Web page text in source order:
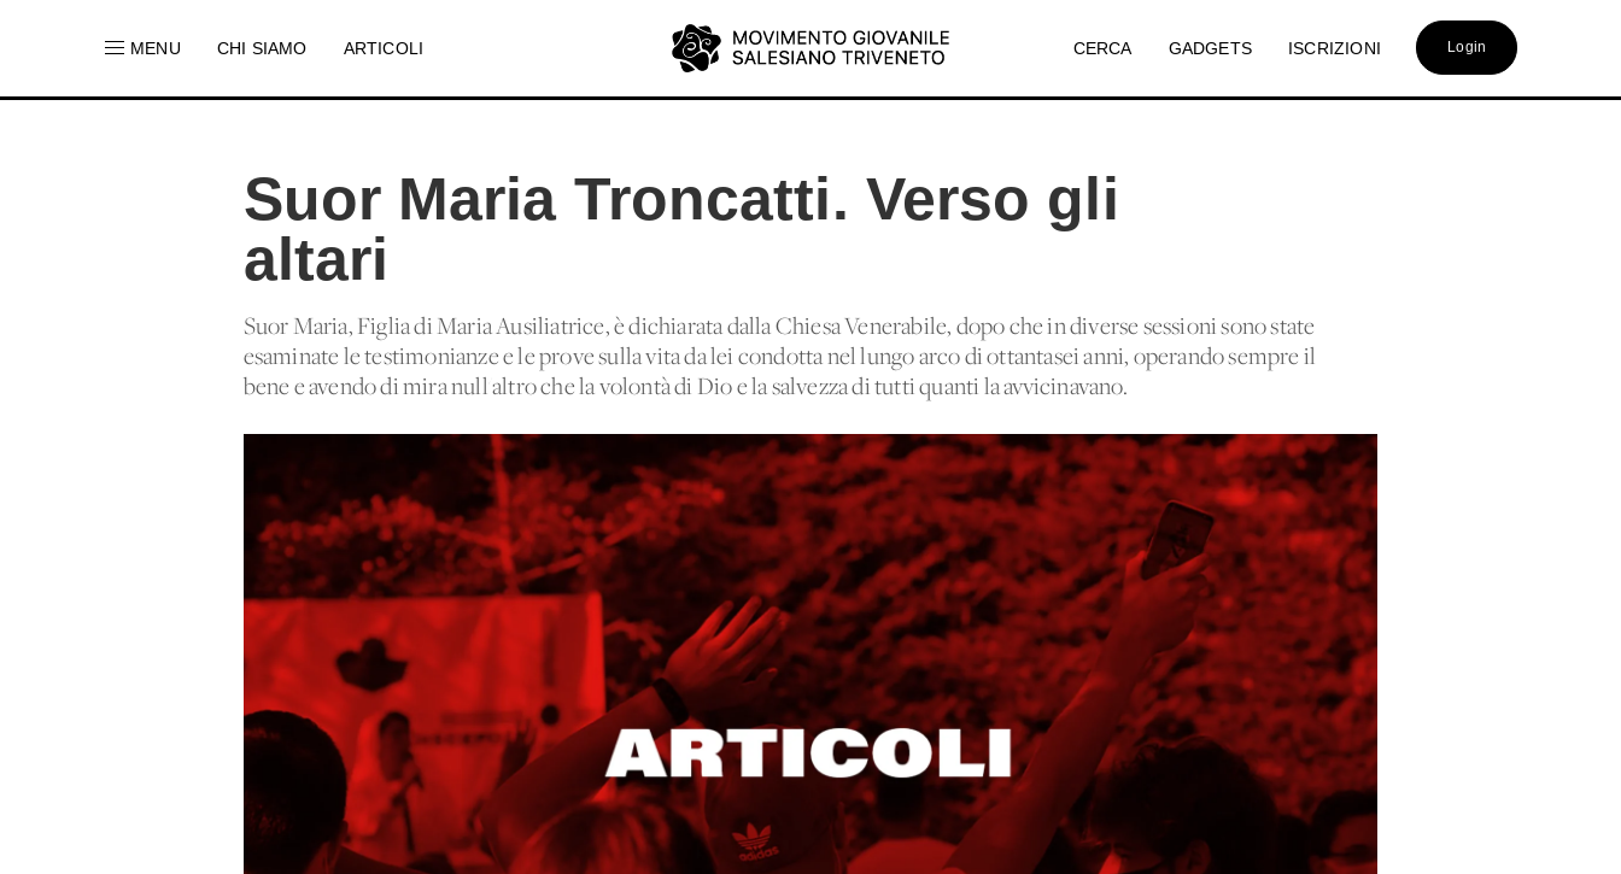
MENU CHI SIAMO ARTICOLI CERCA GADGETS ISCRIZIONI Login
Suor Maria Troncatti. Verso gli
altari
Suor Maria, Figlia di Maria Ausiliatrice, è dichiarata dalla Chiesa Venerabile, dopo che in diverse sessioni sono state
esaminate le testimonianze e le prove sulla vita da lei condotta nel lungo arco di ottantasei anni, operando sempre il
bene e avendo di mira null'altro che la volontà di Dio e la salvezza di tutti quanti la avvicinavano.